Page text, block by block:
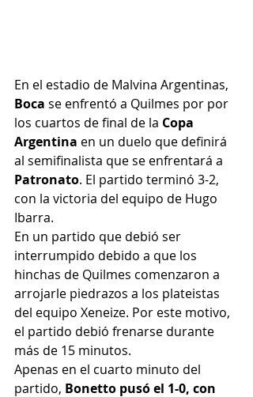
En el estadio de Malvina Argentinas,
Boca se enfrentó a Quilmes por por
los cuartos de final de la Copa
Argentina en un duelo que definirá
al semifinalista que se enfrentará a
Patronato. El partido terminó 3-2,
con la victoria del equipo de Hugo
Ibarra.
En un partido que debió ser
interrumpido debido a que los
hinchas de Quilmes comenzaron a
arrojarle piedrazos a los plateistas
del equipo Xeneize. Por este motivo,
el partido debió frenarse durante
más de 15 minutos.
Apenas en el cuarto minuto del
partido, Bonetto pusó el 1-0, con